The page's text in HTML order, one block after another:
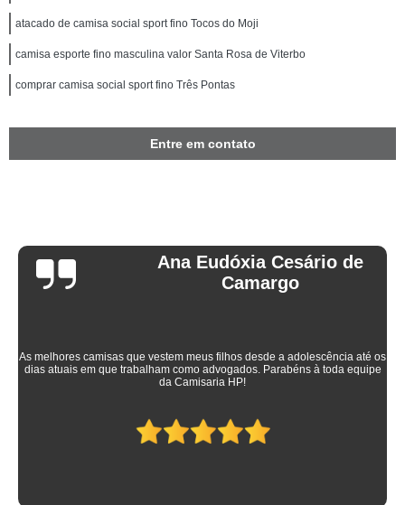
atacado de camisa social sport fino Tocos do Moji
camisa esporte fino masculina valor Santa Rosa de Viterbo
comprar camisa social sport fino Três Pontas
Entre em contato
Ana Eudóxia Cesário de
Camargo
As melhores camisas que vestem meus filhos desde a adolescência até os
dias atuais em que trabalham como advogados. Parabéns à toda equipe
da Camisaria HP!